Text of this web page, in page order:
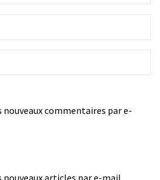
commentaires par e-
articles par e-mail.